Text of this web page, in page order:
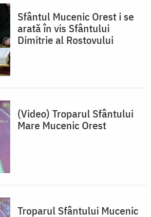
Sfântul Mucenic Orest i se
arată în vis Sfântului
Dimitrie al Rostovului
(Video) Troparul Sfântului
Mare Mucenic Orest
Troparul Sfântului Mucenic